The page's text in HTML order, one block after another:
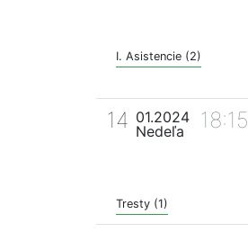
I. Asistencie (2)
14 01.2024
Nedeľa
18:15
Tresty (1)